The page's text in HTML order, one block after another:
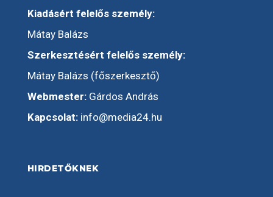
Kiadásért felelős személy:
Mátay Balázs
Szerkesztésért felelős személy:
Mátay Balázs (főszerkesztő)
Webmester:Gárdos András
Kapcsolat: info@media24.hu
HIRDETŐKNEK